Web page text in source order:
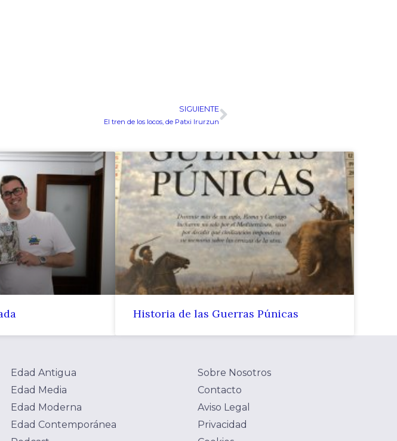
SIGUIENTE
El tren de los locos, de Patxi IrurzunSiguiente
Historia de las Guerras Púnicas
Edad Antigua
Edad Media
Edad Moderna
Edad Contemporánea
Sobre Nosotros
Contacto
Aviso Legal
Privacidad